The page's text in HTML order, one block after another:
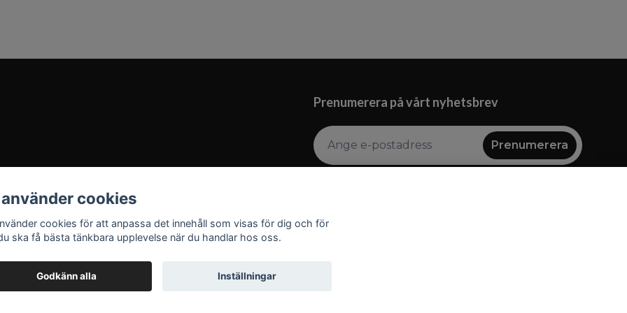
Prenumerera på vårt nyhetsbrev
Prenumerera
cookies
cookies för att anpassa det innehåll som visas för dig och för
ska få bästa tänkbara upplevelse när du handlar hos oss.
Godkänn alla Inställningar